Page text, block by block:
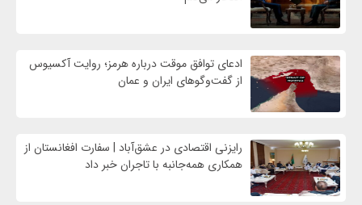
ادعای توافق موقت درباره هرمز؛ روایت آکسیوس
از گفت‌وگوهای ایران و عمان
رایزنی اقتصادی در عشق‌آباد | سفارت افغانستان از
همکاری همه‌جانبه با تاجران خبر داد